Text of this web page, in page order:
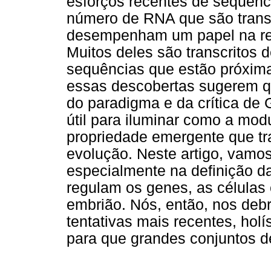
número de RNA que são
desempenham um papel na
Muitos deles são transcritos
sequências que estão
essas descobertas sugerem
do paradigma e da crítica de
útil para iluminar como a
propriedade emergente que
evolução. Neste artigo,
especialmente na definição
regulam os genes, as
embrião. Nós, então, nos
tentativas mais recentes,
para que grandes conjuntos